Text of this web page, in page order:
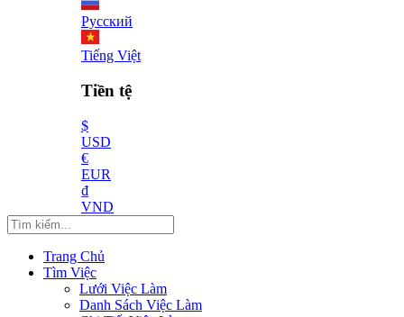
Русский
Tiếng Việt
Tiền tệ
$
USD
€
EUR
₫
VND
Trang Chủ
Tìm Việc
Lưới Việc Làm
Danh Sách Việc Làm